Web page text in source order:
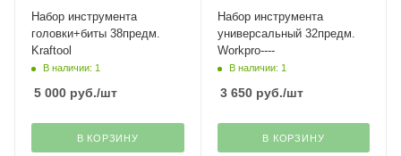
Набор инструмента
головки+биты 38предм.
Kraftool
В наличии: 1
5 000 руб./шт
В КОРЗИНУ
Набор инструмента
универсальный 32предм.
Workpro----
В наличии: 1
3 650руб./шт
В КОРЗИНУ